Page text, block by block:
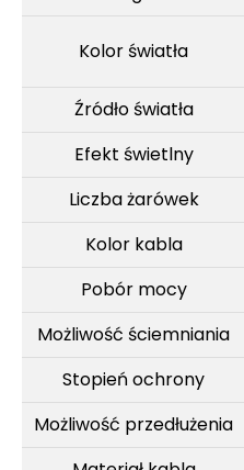
Kolor światła
Źródło światła
Efekt świetlny
Liczba żarówek
Kolor kabla
Pobór mocy
Możliwość ściemniania
Stopień ochrony
Możliwość przedłużenia